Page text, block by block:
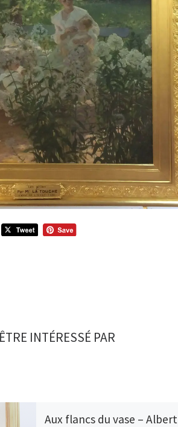
INTÉRESSÉ PAR
Aux flancs du vase – Albert